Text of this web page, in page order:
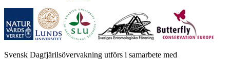
Svensk Dagfjärilsövervakning utförs i samarbete med